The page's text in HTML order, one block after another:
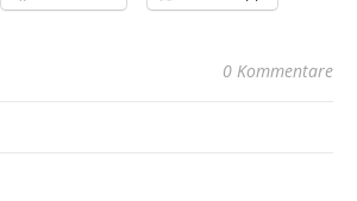
0 Kommentare